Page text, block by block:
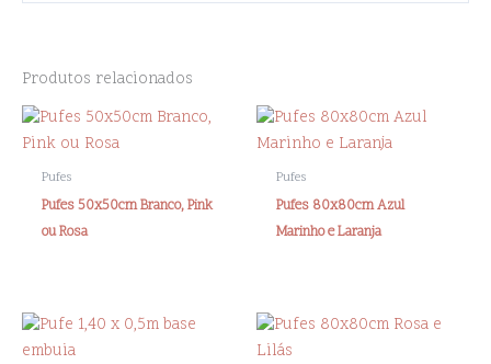
Produtos relacionados
Pufes
Pufes 50x50cm Branco, Pink
ou Rosa
Pufes
Pufes 80x80cm Azul
Marinho e Laranja